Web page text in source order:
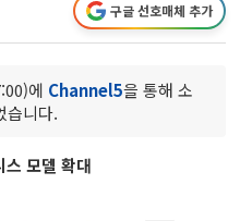
구글 선호매체 추가
에 Channel5을 통해 소
습니다.
스 모델 확대